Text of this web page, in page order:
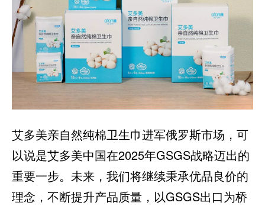
艾多美亲自然纯棉卫生巾进军俄罗斯市场，可
以说是艾多美中国在2025年GSGS战略迈出的
重要一步。未来，我们将继续秉承优品良价的
理念，不断提升产品质量，以GSGS出口为桥